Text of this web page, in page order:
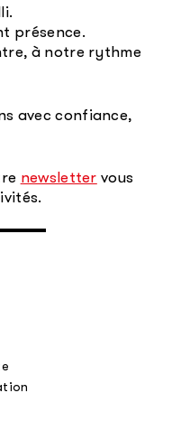
présence.
à notre rythme
avec confiance,
newsletter vous